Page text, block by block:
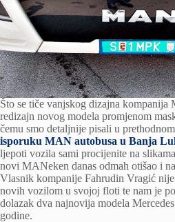
Što se tiče vanjskog dizajna
redizajn novog modela promjenom
čemu smo detaljnije pisali u
isporuku MAN autobusa u Banja
ljepoti vozila sami procijenite na
novi MANeken danas odmah otišao i
Vlasnik kompanije Fahrudin Vragić
novih vozilom u svojoj floti te nam je
dolazak dva najnovija modela
godine.